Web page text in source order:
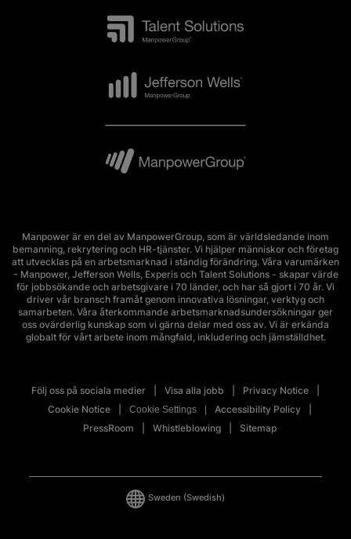
Manpower är en del av ManpowerGroup, som är världsledande inom
bemanning, rekrytering och HR-tjänster. Vi hjälper människor och företag
att utvecklas på en arbetsmarknad i ständig förändring. Våra varumärken
- Manpower, Jefferson Wells, Experis och Talent Solutions - skapar värde
för jobbsökande och arbetsgivare i 70 länder, och har så gjort i 70 år. Vi
driver vår bransch framåt genom innovativa lösningar, verktyg och
samarbeten. Våra återkommande arbetsmarknadsundersökningar ger
oss ovärderlig kunskap som vi gärna delar med oss av. Vi är erkända
globalt för vårt arbete inom mångfald, inkludering och jämställdhet.
Följ oss på sociala medier Visa alla jobb
Privacy Notice
Cookie Notice
Cookie Settings
Accessibility Policy
PressRoom
Whistleblowing Sitemap
Sweden (Swedish)